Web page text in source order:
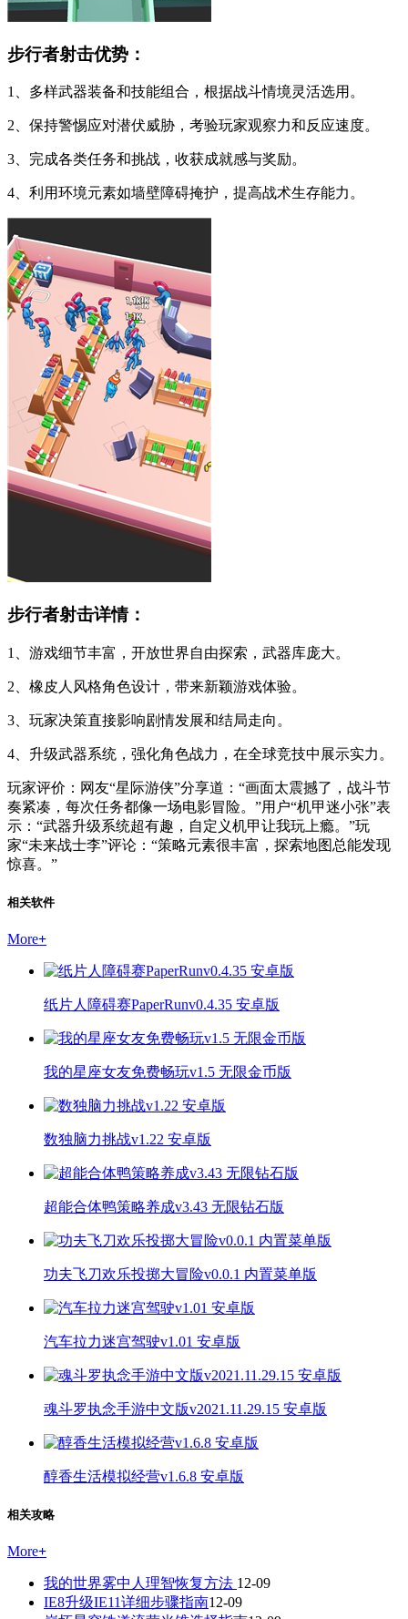
步行者射击优势：
1、多样武器装备和技能组合，根据战斗情境灵活选用。
2、保持警惕应对潜伏威胁，考验玩家观察力和反应速度。
3、完成各类任务和挑战，收获成就感与奖励。
4、利用环境元素如墙壁障碍掩护，提高战术生存能力。
步行者射击详情：
1、游戏细节丰富，开放世界自由探索，武器库庞大。
2、橡皮人风格角色设计，带来新颖游戏体验。
3、玩家决策直接影响剧情发展和结局走向。
4、升级武器系统，强化角色战力，在全球竞技中展示实力。
玩家评价：网友“星际游侠”分享道：“画面太震撼了，战斗节
奏紧凑，每次任务都像一场电影冒险。”用户“机甲迷小张”表
示：“武器升级系统超有趣，自定义机甲让我玩上瘾。”玩
家“未来战士李”评论：“策略元素很丰富，探索地图总能发现
惊喜。”
相关软件
More+
纸片人障碍赛PaperRunv0.4.35 安卓版
我的星座女友免费畅玩v1.5 无限金币版
数独脑力挑战v1.22 安卓版
超能合体鸭策略养成v3.43 无限钻石版
功夫飞刀欢乐投掷大冒险v0.0.1 内置菜单版
汽车拉力迷宫驾驶v1.01 安卓版
魂斗罗执念手游中文版v2021.11.29.15 安卓版
醇香生活模拟经营v1.6.8 安卓版
相关攻略
More+
我的世界雾中人理智恢复方法 12-09
IE8升级IE11详细步骤指南12-09